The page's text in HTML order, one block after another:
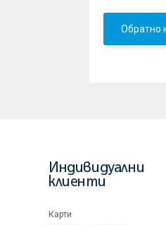
Обратно
Индивидуални
клиенти
Карти